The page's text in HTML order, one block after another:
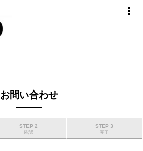
お問い合わせ
STEP 2
確認
STEP 3
完了